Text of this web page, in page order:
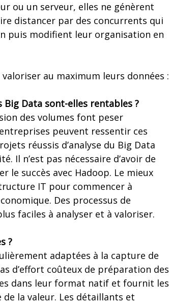
ou un serveur, elles ne génèrent
distancer par des concurrents qui
puis modifient leur organisation en
au maximum leurs données :
Data sont-elles rentables ?
des volumes font peser
peuvent ressentir ces
réussis d’analyse du Big Data
Il n’est pas nécessaire d’avoir de
succès avec Hadoop. Le mieux
IT pour commencer à
Des processus de
faciles à analyser et à valoriser.
?
adaptées à la capture de
d’effort coûteux de préparation des
dans leur format natif et fournit les
la valeur. Les détaillants et